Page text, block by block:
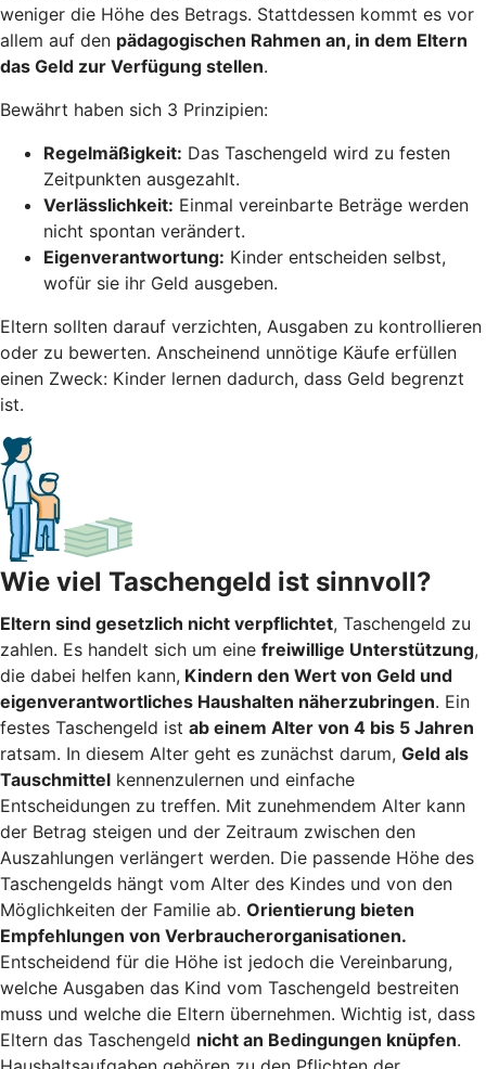
weniger die Höhe des Betrags. Stattdessen kommt es vor
allem auf den pädagogischen Rahmen an, in dem Eltern
das Geld zur Verfügung stellen.
Bewährt haben sich 3 Prinzipien:
Regelmäßigkeit: Das Taschengeld wird zu festen
Zeitpunkten ausgezahlt.
Verlässlichkeit: Einmal vereinbarte Beträge werden
nicht spontan verändert.
Eigenverantwortung: Kinder entscheiden selbst,
wofür sie ihr Geld ausgeben.
Eltern sollten darauf verzichten, Ausgaben zu kontrollieren
oder zu bewerten. Anscheinend unnötige Käufe erfüllen
einen Zweck: Kinder lernen dadurch, dass Geld begrenzt
ist.
Wie viel Taschengeld ist sinnvoll?
Eltern sind gesetzlich nicht verpflichtet, Taschengeld zu
zahlen. Es handelt sich um eine freiwillige Unterstützung,
die dabei helfen kann, Kindern den Wert von Geld und
eigenverantwortliches Haushalten näherzubringen. Ein
festes Taschengeld ist ab einem Alter von 4 bis 5 Jahren
ratsam. In diesem Alter geht es zunächst darum, Geld als
Tauschmittel kennenzulernen und einfache
Entscheidungen zu treffen. Mit zunehmendem Alter kann
der Betrag steigen und der Zeitraum zwischen den
Auszahlungen verlängert werden. Die passende Höhe des
Taschengelds hängt vom Alter des Kindes und von den
Möglichkeiten der Familie ab. Orientierung bieten
Empfehlungen von Verbraucherorganisationen.
Entscheidend für die Höhe ist jedoch die Vereinbarung,
welche Ausgaben das Kind vom Taschengeld bestreiten
muss und welche die Eltern übernehmen. Wichtig ist, dass
Eltern das Taschengeld nicht an Bedingungen knüpfen.